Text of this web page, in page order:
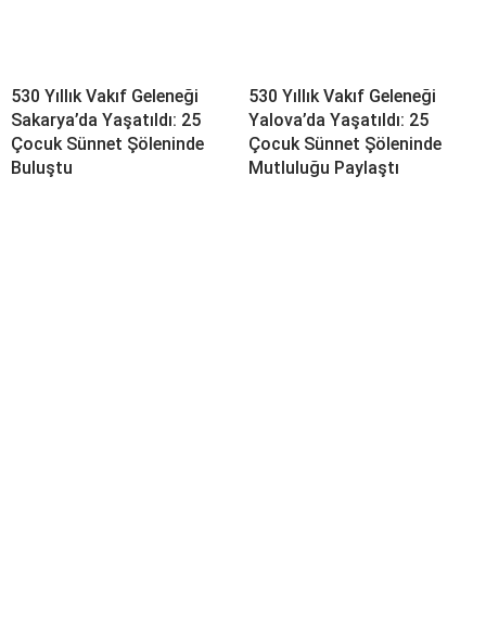
530 Yıllık Vakıf Geleneği
Sakarya’da Yaşatıldı: 25
Çocuk Sünnet Şöleninde
Buluştu
530 Yıllık Vakıf Geleneği
Yalova’da Yaşatıldı: 25
Çocuk Sünnet Şöleninde
Mutluluğu Paylaştı